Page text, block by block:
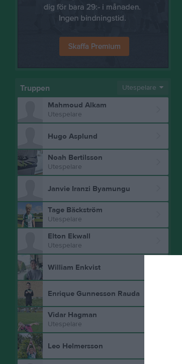
Truppen Utespelare
Mahmoud Alkam
Utespelare
Hugo Asplund
Noah Bertilsson
Utespelare
Janvie Iranzi Byamungu
Tage Bäckström
Utespelare
Elton Ekwall
Utespelare
William Enkvist
Enrique Gunnesson Rauda
Vidar Hagman
Utespelare
Leo Helmersson